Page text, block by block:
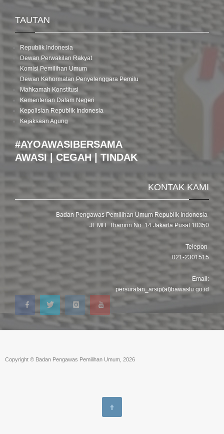
TAUTAN
Republik Indonesia
Dewan Perwakilan Rakyat
Komisi Pemilihan Umum
Dewan Kehormatan Penyelenggara Pemilu
Mahkamah Konstitusi
Kementerian Dalam Negeri
Kepolisian Republik Indonesia
Kejaksaan Agung
#AYOAWASIBERSAMA
AWASI | CEGAH | TINDAK
KONTAK KAMI
Badan Pengawas Pemilihan Umum Republik Indonesia
Jl. MH. Thamrin No. 14 Jakarta Pusat 10350
Telepon
021-2301515
Email:
persuratan_arsip(at)bawaslu.go.id
Copyright © Badan Pengawas Pemilihan Umum, 2026